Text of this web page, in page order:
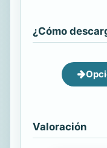
¿Cómo
Valoración